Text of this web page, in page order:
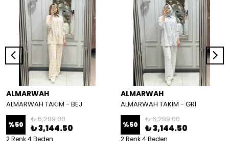
ALMARWAH
ALMARWAH TAKIM - BEJ
%50
₺ 6,289.00
₺ 3,144.50
2 Renk 4 Beden
ALMARWAH
ALMARWAH TAKIM - GRI
%50
₺ 6,289.00
₺ 3,144.50
2 Renk 4 Beden